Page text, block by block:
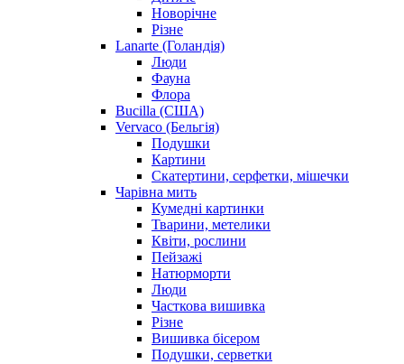
Новорічне
Різне
Lanarte (Голандія)
Люди
Фауна
Флора
Bucilla (США)
Vervaco (Бельгія)
Подушки
Картини
Скатертини, серфетки, мішечки
Чарiвна мить
Кумедні картинки
Тварини, метелики
Квіти, рослини
Пейзажі
Натюрморти
Люди
Часткова вишивка
Різне
Вишивка бісером
Подушки, серветки